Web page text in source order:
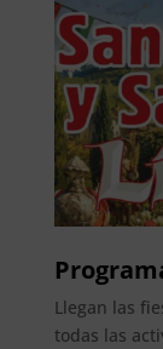
Llegan las
todas las